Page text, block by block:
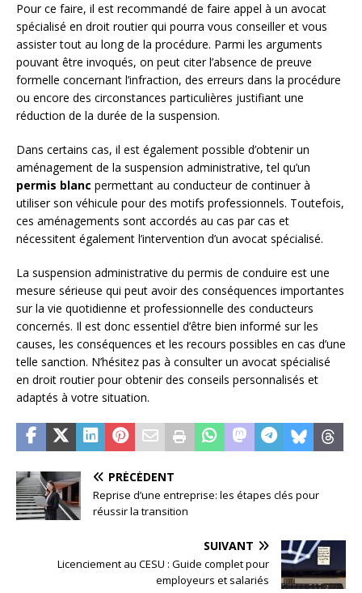
Pour ce faire, il est recommandé de faire appel à un avocat
spécialisé en droit routier qui pourra vous conseiller et vous
assister tout au long de la procédure. Parmi les arguments
pouvant être invoqués, on peut citer l’absence de preuve
formelle concernant l’infraction, des erreurs dans la procédure
ou encore des circonstances particulières justifiant une
réduction de la durée de la suspension.
Dans certains cas, il est également possible d’obtenir un
aménagement de la suspension administrative, tel qu’un
permis blanc permettant au conducteur de continuer à
utiliser son véhicule pour des motifs professionnels. Toutefois,
ces aménagements sont accordés au cas par cas et
nécessitent également l’intervention d’un avocat spécialisé.
La suspension administrative du permis de conduire est une
mesure sérieuse qui peut avoir des conséquences importantes
sur la vie quotidienne et professionnelle des conducteurs
concernés. Il est donc essentiel d’être bien informé sur les
causes, les conséquences et les recours possibles en cas d’une
telle sanction. N’hésitez pas à consulter un avocat spécialisé
en droit routier pour obtenir des conseils personnalisés et
adaptés à votre situation.
PRÉCÉDENT
Reprise d’une entreprise: les étapes clés pour
réussir la transition
SUIVANT
Licenciement au CESU : Guide complet pour
employeurs et salariés